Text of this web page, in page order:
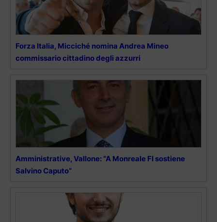
Forza Italia, Micciché nomina Andrea Mineo
commissario cittadino degli azzurri
Amministrative, Vallone: “A Monreale FI sostiene
Salvino Caputo”